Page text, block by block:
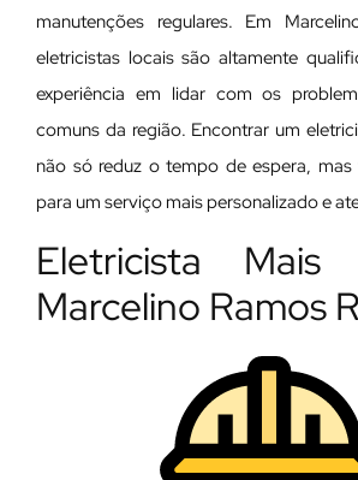
manutenções regulares. Em
eletricistas locais são altamente
experiência em lidar com os
comuns da região. Encontrar um
não só reduz o tempo de espera,
para um serviço mais personalizado e
Eletricista Mais
Marcelino Ramos